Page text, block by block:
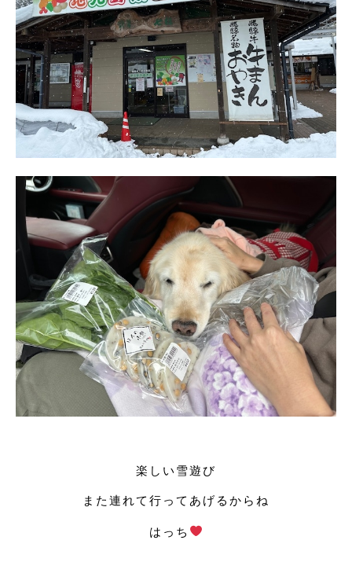
楽しい雪遊び
また連れて行ってあげるからね
はっち